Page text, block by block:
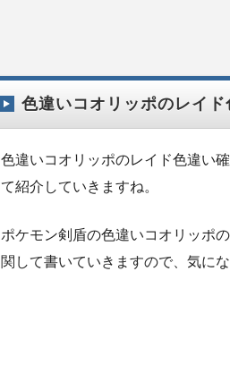
色違いコオリッポのレイ
色違いコオリッポのレイド色違い
て紹介していきますね。
ポケモン剣盾の色違いコオリッポ
関して書いていきますので、気に